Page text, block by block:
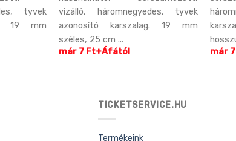
tyvek
19 mm
vízálló, háromnegyedes, tyvek
azonosító karszalag. 19 mm
széles, 25 cm ...
már 7 Ft+Áfától
már
TICKETSERVICE.HU
Termékeink